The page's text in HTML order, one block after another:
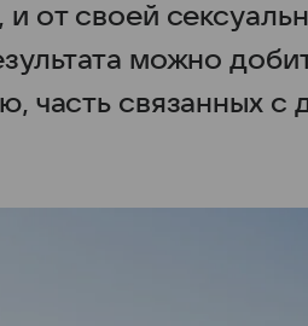
от своей
можно
часть связанных с